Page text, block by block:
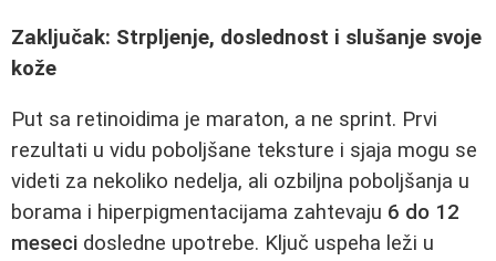
Zaključak: Strpljenje, doslednost i slušanje svoje
kože
Put sa retinoidima je maraton, a ne sprint. Prvi
rezultati u vidu poboljšane teksture i sjaja mogu se
videti za nekoliko nedelja, ali ozbiljna poboljšanja u
borama i hiperpigmentacijama zahtevaju 6 do 12
meseci dosledne upotrebe. Ključ uspeha leži u